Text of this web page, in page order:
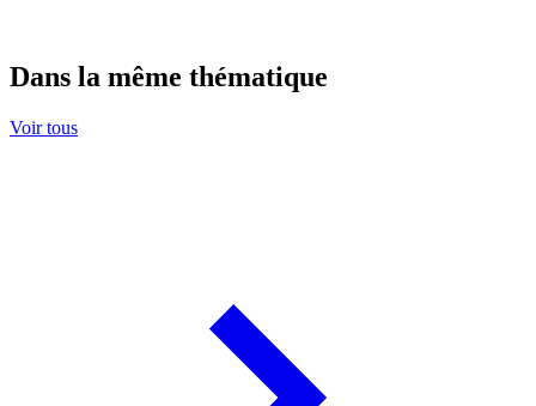
Dans la même thématique
Voir tous